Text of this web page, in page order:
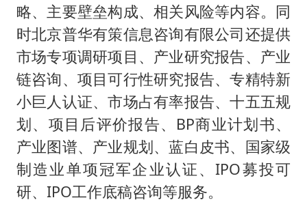
略、主要壁垒构成、相关风险等内容。同
时北京普华有策信息咨询有限公司还提供
市场专项调研项目、产业研究报告、产业
链咨询、项目可行性研究报告、专精特新
小巨人认证、市场占有率报告、十五五规
划、项目后评价报告、BP商业计划书、
产业图谱、产业规划、蓝白皮书、国家级
制造业单项冠军企业认证、IPO募投可
研、IPO工作底稿咨询等服务。